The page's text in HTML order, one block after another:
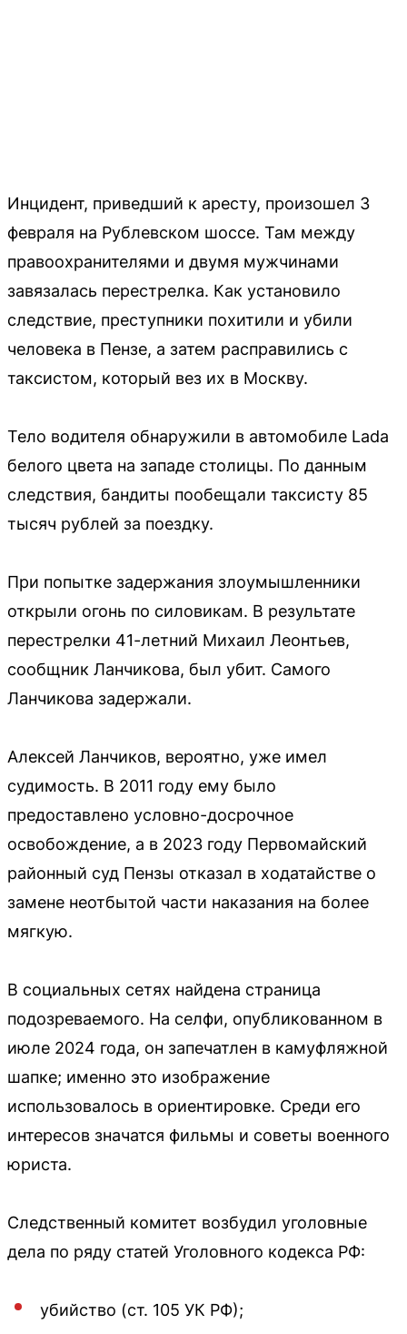
Инцидент, приведший к аресту, произошел 3
февраля на Рублевском шоссе. Там между
правоохранителями и двумя мужчинами
завязалась перестрелка. Как установило
следствие, преступники похитили и убили
человека в Пензе, а затем расправились с
таксистом, который вез их в Москву.
Тело водителя обнаружили в автомобиле Lada
белого цвета на западе столицы. По данным
следствия, бандиты пообещали таксисту 85
тысяч рублей за поездку.
При попытке задержания злоумышленники
открыли огонь по силовикам. В результате
перестрелки 41-летний Михаил Леонтьев,
сообщник Ланчикова, был убит. Самого
Ланчикова задержали.
Алексей Ланчиков, вероятно, уже имел
судимость. В 2011 году ему было
предоставлено условно-досрочное
освобождение, а в 2023 году Первомайский
районный суд Пензы отказал в ходатайстве о
замене неотбытой части наказания на более
мягкую.
В социальных сетях найдена страница
подозреваемого. На селфи, опубликованном в
июле 2024 года, он запечатлен в камуфляжной
шапке; именно это изображение
использовалось в ориентировке. Среди его
интересов значатся фильмы и советы военного
юриста.
Следственный комитет возбудил уголовные
дела по ряду статей Уголовного кодекса РФ:
убийство (ст. 105 УК РФ);